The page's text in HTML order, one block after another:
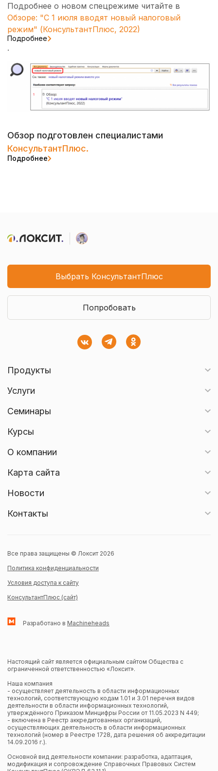
Подробнее о новом спецрежиме читайте в
Обзоре: "С 1 июля вводят новый налоговый
режим" (КонсультантПлюс, 2022)
Подробнее
.
Обзор подготовлен специалистами
КонсультантПлюс.
Подробнее
Выбрать КонсультантПлюс
Попробовать
Продукты
Услуги
Семинары
Курсы
О компании
Карта сайта
Новости
Контакты
Все права защищены © Локсит 2026
Политика конфиденциальности
Условия доступа к сайту
КонсультантПлюс (сайт)
Разработано в Machineheads
Настоящий сайт является официальным сайтом Общества с
ограниченной ответственностью «Локсит».
Наша компания
- осуществляет деятельность в области информационных
технологий, соответствующую кодам 1.01 и 3.01 перечня видов
деятельности в области информационных технологий,
утверждённого Приказом Минцифры России от 11.05.2023 N 449;
- включена в Реестр аккредитованных организаций,
осуществляющих деятельность в области информационных
технологий (номер в Реестре 1728, дата решения об аккредитации
14.09.2016 г.).
Основной вид деятельности компании: разработка, адаптация,
модификация и сопровождение Справочных Правовых Систем